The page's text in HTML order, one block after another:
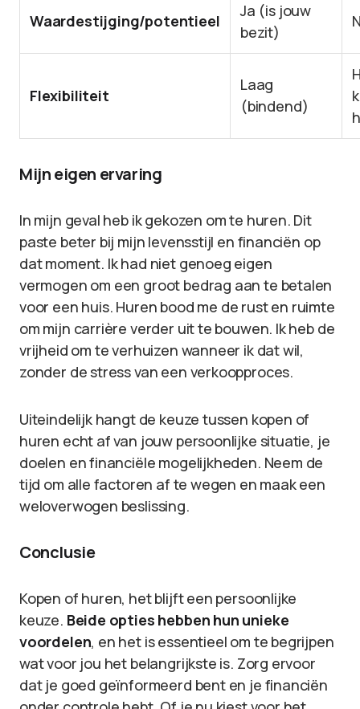
Waardestijging/potentieel
Ja (is jouw
bezit)
Flexibiliteit
Laag
(bindend)
Mijn eigen ervaring
In mijn geval heb ik gekozen om te huren. Dit
paste beter bij mijn levensstijl en financiën op
dat moment. Ik had niet genoeg eigen
vermogen om een groot bedrag aan te betalen
voor een huis. Huren bood me de rust en ruimte
om mijn carrière verder uit te bouwen. Ik heb de
vrijheid om te verhuizen wanneer ik dat wil,
zonder de stress van een verkoopproces.
Uiteindelijk hangt de keuze tussen kopen of
huren echt af van jouw persoonlijke situatie, je
doelen en financiële mogelijkheden. Neem de
tijd om alle factoren af te wegen en maak een
weloverwogen beslissing.
Conclusie
Kopen of huren, het blijft een persoonlijke
keuze. Beide opties hebben hun unieke
voordelen, en het is essentieel om te begrijpen
wat voor jou het belangrijkste is. Zorg ervoor
dat je goed geïnformeerd bent en je financiën